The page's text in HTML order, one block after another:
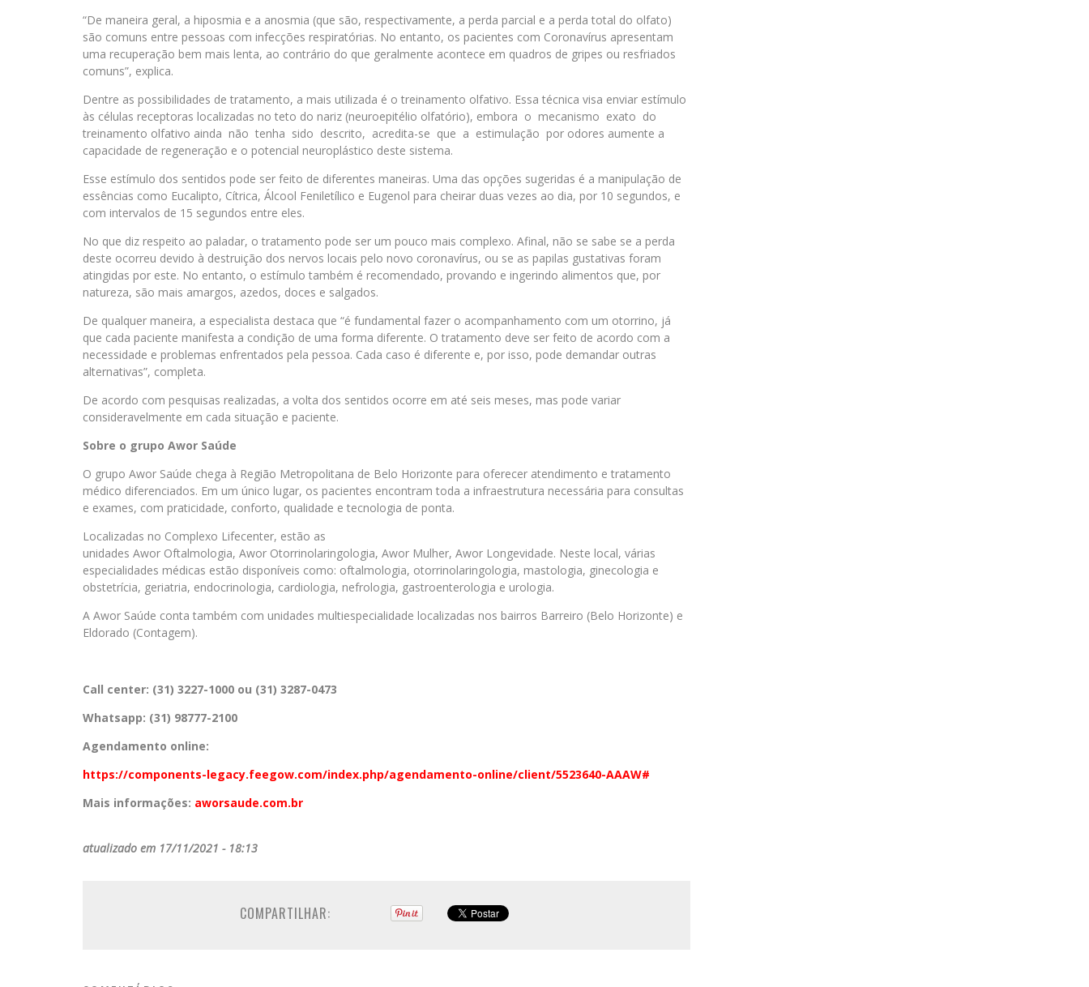
“De maneira geral, a hiposmia e a anosmia (que são, respectivamente, a perda parcial e a perda total do olfato)
são comuns entre pessoas com infecções respiratórias. No entanto, os pacientes com Coronavírus apresentam
uma recuperação bem mais lenta, ao contrário do que geralmente acontece em quadros de gripes ou resfriados
comuns”, explica.
Dentre as possibilidades de tratamento, a mais utilizada é o treinamento olfativo. Essa técnica visa enviar estímulo
às células receptoras localizadas no teto do nariz (neuroepitélio olfatório), embora o mecanismo exato do
treinamento olfativo ainda não tenha sido descrito, acredita-se que a estimulação por odores aumente a
capacidade de regeneração e o potencial neuroplástico deste sistema.
Esse estímulo dos sentidos pode ser feito de diferentes maneiras. Uma das opções sugeridas é a manipulação de
essências como Eucalipto, Cítrica, Álcool Feniletílico e Eugenol para cheirar duas vezes ao dia, por 10 segundos, e
com intervalos de 15 segundos entre eles.
No que diz respeito ao paladar, o tratamento pode ser um pouco mais complexo. Afinal, não se sabe se a perda
deste ocorreu devido à destruição dos nervos locais pelo novo coronavírus, ou se as papilas gustativas foram
atingidas por este. No entanto, o estímulo também é recomendado, provando e ingerindo alimentos que, por
natureza, são mais amargos, azedos, doces e salgados.
De qualquer maneira, a especialista destaca que “é fundamental fazer o acompanhamento com um otorrino, já
que cada paciente manifesta a condição de uma forma diferente. O tratamento deve ser feito de acordo com a
necessidade e problemas enfrentados pela pessoa. Cada caso é diferente e, por isso, pode demandar outras
alternativas”, completa.
De acordo com pesquisas realizadas, a volta dos sentidos ocorre em até seis meses, mas pode variar
consideravelmente em cada situação e paciente.
Sobre o grupo Awor Saúde
O grupo Awor Saúde chega à Região Metropolitana de Belo Horizonte para oferecer atendimento e tratamento
médico diferenciados. Em um único lugar, os pacientes encontram toda a infraestrutura necessária para consultas
e exames, com praticidade, conforto, qualidade e tecnologia de ponta.
Localizadas no Complexo Lifecenter, estão as
unidades Awor Oftalmologia, Awor Otorrinolaringologia, Awor Mulher, Awor Longevidade. Neste local, várias
especialidades médicas estão disponíveis como: oftalmologia, otorrinolaringologia, mastologia, ginecologia e
obstetrícia, geriatria, endocrinologia, cardiologia, nefrologia, gastroenterologia e urologia.
A Awor Saúde conta também com unidades multiespecialidade localizadas nos bairros Barreiro (Belo Horizonte) e
Eldorado (Contagem).
Call center: (31) 3227-1000 ou (31) 3287-0473
Whatsapp: (31) 98777-2100
Agendamento online:
https://components-legacy.feegow.com/index.php/agendamento-online/client/5523640-AAAW#
Mais informações: aworsaude.com.br
atualizado em 17/11/2021 - 18:13
COMPARTILHAR: